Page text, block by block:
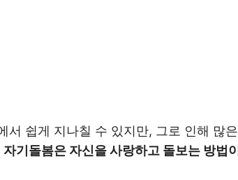
서 쉽게 지나칠 수 있지만, 그로 인해 많
자기돌봄은 자신을 사랑하고 돌보는 방법